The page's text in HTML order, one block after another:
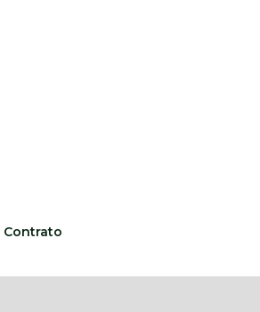
Contrato